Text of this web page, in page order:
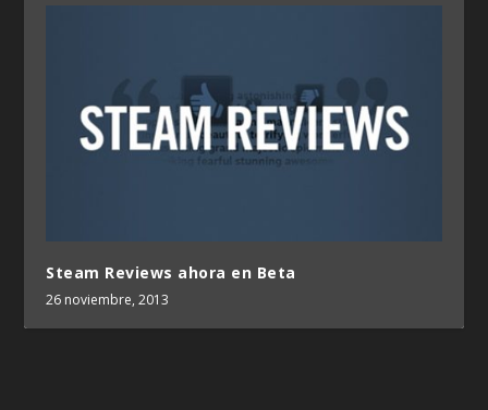
Steam Reviews ahora en Beta
26 noviembre, 2013